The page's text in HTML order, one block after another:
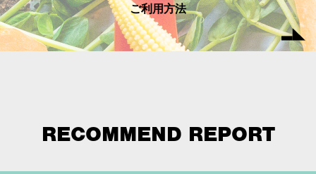
ご利用方法
RECOMMEND REPORT